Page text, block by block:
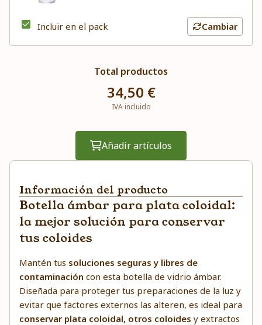
Incluir en el pack Cambiar
Total productos
34,50 €
IVA incluido
Añadir artículos
Información del producto
Botella ámbar para plata coloidal:
la mejor solución para conservar
tus coloides
Mantén tus soluciones seguras y libres de
contaminación con esta botella de vidrio ámbar.
Diseñada para proteger tus preparaciones de la luz y
evitar que factores externos las alteren, es ideal para
conservar plata coloidal, otros coloides y extractos